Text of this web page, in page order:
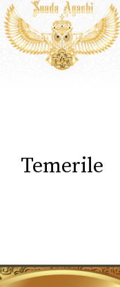
Temerile